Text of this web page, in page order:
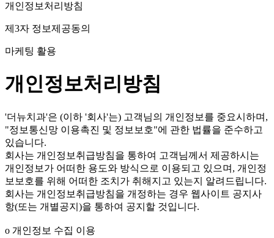
개인정보처리방침
제3자 정보제공동의
마케팅 활용
개인정보처리방침
'더뉴치과'은 (이하 '회사'는) 고객님의 개인정보를 중요시하며,
"정보통신망 이용촉진 및 정보보호"에 관한 법률을 준수하고
있습니다.
회사는 개인정보취급방침을 통하여 고객님께서 제공하시는
개인정보가 어떠한 용도와 방식으로 이용되고 있으며, 개인정
보보호를 위해 어떠한 조치가 취해지고 있는지 알려드립니다.
회사는 개인정보취급방침을 개정하는 경우 웹사이트 공지사
항(또는 개별공지)을 통하여 공지할 것입니다.
ο 개인정보 수집 이용